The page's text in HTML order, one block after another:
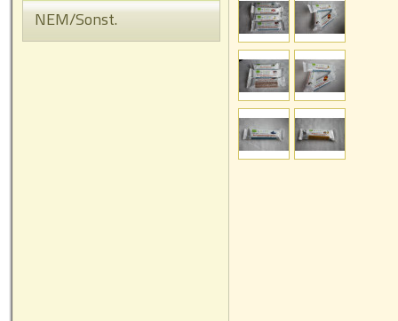
NEM/Sonst.